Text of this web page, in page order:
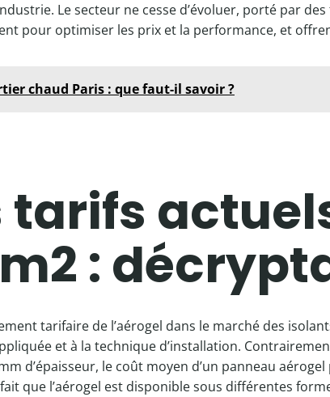
Le secteur ne cesse d’évoluer, porté par
pour optimiser les prix et la performance, et
chaud Paris : que faut-il savoir ?
tarifs
:
tarifaire de l’aérogel dans le marché des
et à la technique d’installation.
d’épaisseur, le coût moyen d’un panneau
que l’aérogel est disponible sous différentes